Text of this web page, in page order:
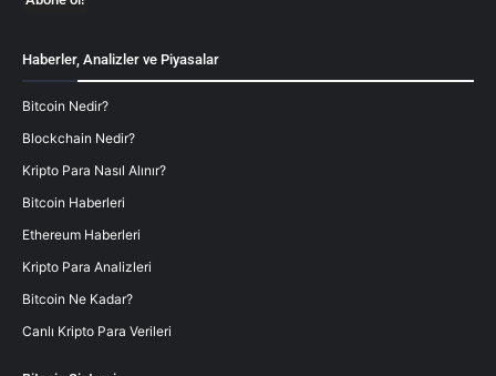
Haberler, Analizler ve Piyasalar
Bitcoin Nedir?
Blockchain Nedir?
Kripto Para Nasıl Alınır?
Bitcoin Haberleri
Ethereum Haberleri
Kripto Para Analizleri
Bitcoin Ne Kadar?
Canlı Kripto Para Verileri